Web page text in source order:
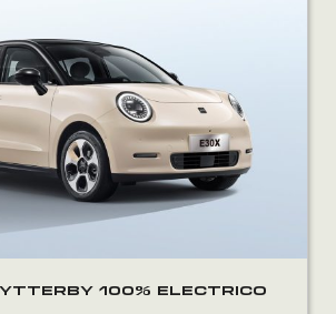
100% ELECTRICO